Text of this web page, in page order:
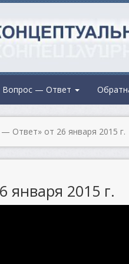
Вопрос — Ответ
Ответ» от 26 января 2015 г.
января 2015 г.